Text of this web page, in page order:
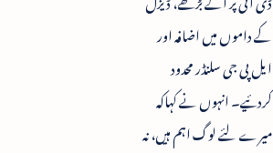
کے داموں میں اضافہ اور
ایل پی جی سلنڈر محدود
کردئیے۔ انہوں نے کہاکہ
میرے لئے لوگ اہم ہیں، نہ